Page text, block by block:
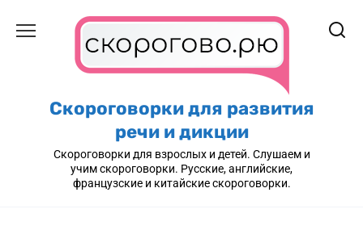
содержанию
Скороговорки для развития
речи и дикции
Скороговорки для взрослых и детей. Слушаем и
учим скороговорки. Русские, английские,
французские и китайские скороговорки.